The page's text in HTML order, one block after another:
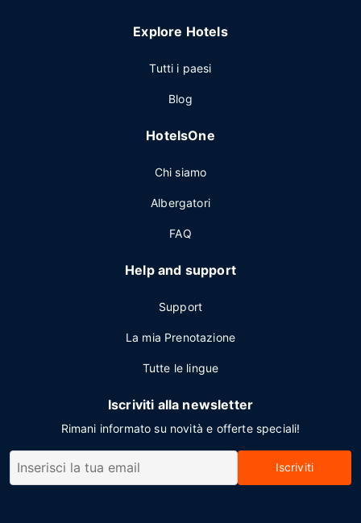
Explore Hotels
Tutti i paesi
Blog
HotelsOne
Chi siamo
Albergatori
FAQ
Help and support
Support
La mia Prenotazione
Tutte le lingue
Iscriviti alla newsletter
Rimani informato su novità e offerte speciali!
Iscriviti